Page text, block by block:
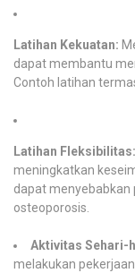
Latihan Kekuatan:
dapat membantu
Contoh latihan
Latihan Fleksibilitas:
meningkatkan
dapat menyebabkan
osteoporosis.
Aktivitas Sehari-
melakukan